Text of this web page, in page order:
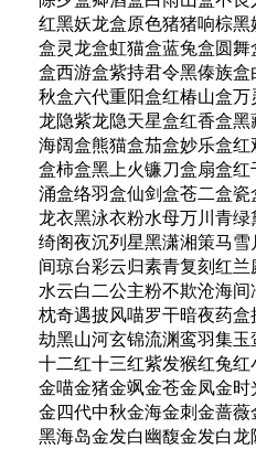
红黑妖龙盒原色猪猪响棕
盒灵龙盒虹猫盒蓝兔盒圆
盒西游盒紫持君令黑傣族
秋盒六代重阳盒红椿山盒
龙隐紫龙隐天星盒红香盒
海阔盒熊猫盒茄盒妙乐盒
盒柿盒黑上火镰刀盒扇盒
涌盒络羽盒仙剑盒苍二盒
龙衣黑泳衣粉水母万川青
绮阁夜沉列星黑潇湘策马
间琼台彩云归素青复刻红
水云白二公主粉不欺沧海间
枕奇遇披风喵罗干暗夜药
劫黑山河玄锦流渊鸾羽集
十二红十三红紫发猴红兔
金喵金猪金飒金苍金凤金
金四代中秋金海金刺金蔷
黑海岛金发白幽馥金发白